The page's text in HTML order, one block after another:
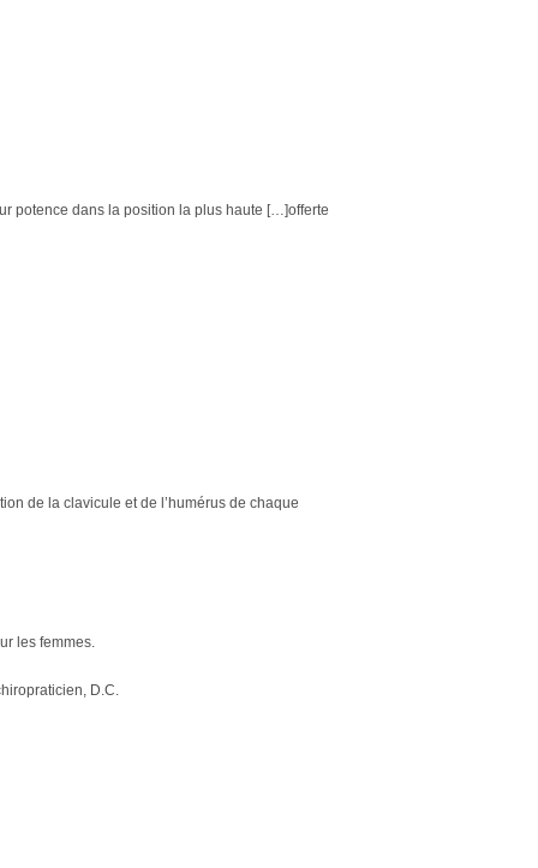
potence dans la position la plus haute […]offerte
de la clavicule et de l’humérus de chaque
les femmes.
D.C.